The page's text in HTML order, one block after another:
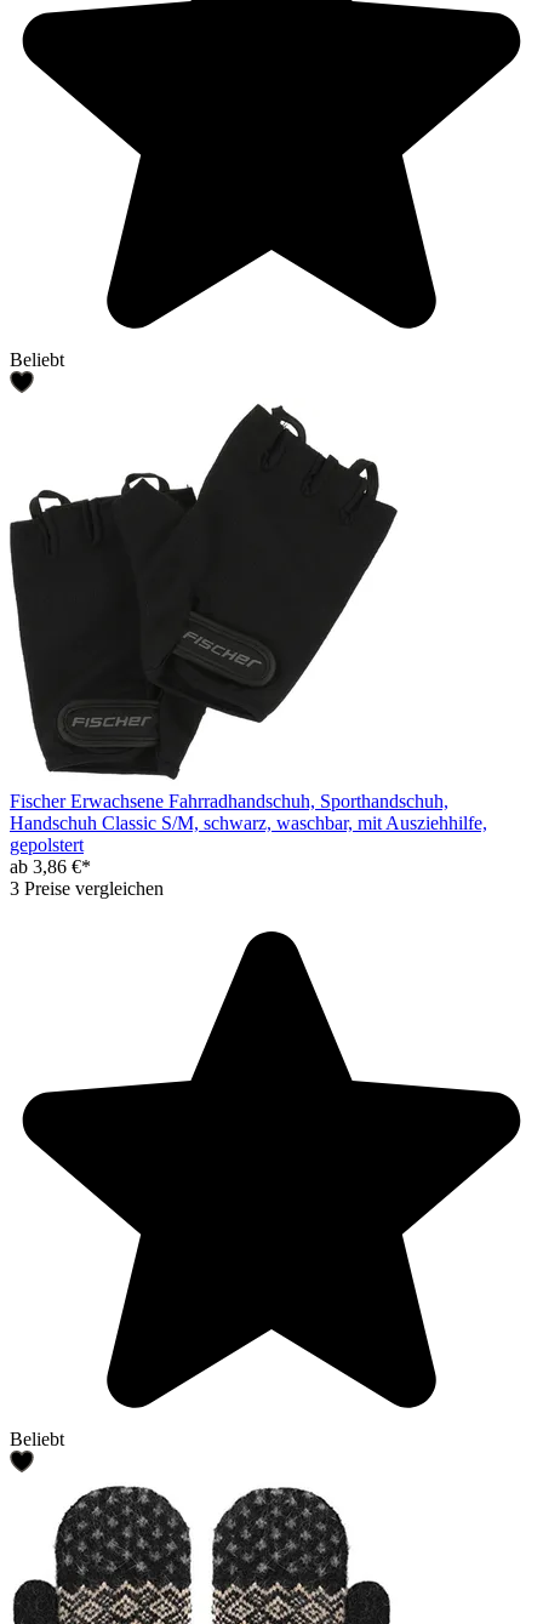
Beliebt
Fischer Erwachsene Fahrradhandschuh, Sporthandschuh,
Handschuh Classic S/M, schwarz, waschbar, mit Ausziehhilfe,
gepolstert
ab 3,86 €*
3 Preise vergleichen
Beliebt